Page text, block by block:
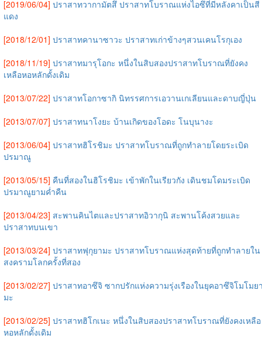
[2019/06/04] ปราสาทวากามัตสึ ปราสาทโบราณแห่งไอซึที่มีหลังคาเป็นสี
แดง
[2018/12/01] ปราสาทคานาซาวะ ปราสาทเก่าข้างๆสวนเคนโรกุเอง
[2018/11/19] ปราสาทมารุโอกะ หนึ่งในสิบสองปราสาทโบราณที่ยังคง
เหลือหอหลักดั้งเดิม
[2013/07/22] ปราสาทโอกาซากิ นิทรรศการเอวานเกเลียนและดาบญี่ปุ่น
[2013/07/07] ปราสาทนาโงยะ บ้านเกิดของโอดะ โนบุนางะ
[2013/06/04] ปราสาทฮิโรชิมะ ปราสาทโบราณที่ถูกทำลายโดยระเบิด
ปรมาณู
[2013/05/15] คืนที่สองในฮิโรชิมะ เข้าพักในเรียวกัง เดินชมโดมระเบิด
ปรมาณูยามค่ำคืน
[2013/04/23] สะพานคินไตและปราสาทอิวากุนิ สะพานโค้งสวยและ
ปราสาทบนเขา
[2013/03/24] ปราสาทฟุกุยามะ ปราสาทโบราณแห่งสุดท้ายที่ถูกทำลายใน
สงครามโลกครั้งที่สอง
[2013/02/27] ปราสาทอาซึจิ ซากปรักแห่งความรุ่งเรืองในยุคอาซึจิโมโมย
มะ
[2013/02/25] ปราสาทฮิโกเนะ หนึ่งในสิบสองปราสาทโบราณที่ยังคงเหลือ
หอหลักดั้งเดิม